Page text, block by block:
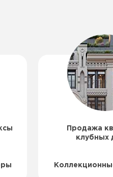
Продажа
клубных